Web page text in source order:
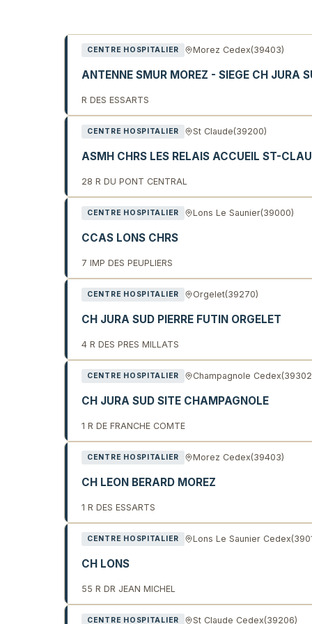
Liste des établissements de
CENTRE HOSPITALIER Morez Cedex(39403)
ANTENNE SMUR MOREZ - SIEGE CH JURA
R DES ESSARTS
CENTRE HOSPITALIER St Claude(39200)
ASMH CHRS LES RELAIS ACCUEIL ST-
28 R DU PONT CENTRAL
CENTRE HOSPITALIER Lons Le Saunier(39000)
CCAS LONS CHRS
7 IMP DES PEUPLIERS
CENTRE HOSPITALIER Orgelet(39270)
CH JURA SUD PIERRE FUTIN ORGELET
4 R DES PRES MILLATS
CENTRE HOSPITALIER Champagnole Cedex
CH JURA SUD SITE CHAMPAGNOLE
1 R DE FRANCHE COMTE
CENTRE HOSPITALIER Morez Cedex(39403)
CH LEON BERARD MOREZ
1 R DES ESSARTS
CENTRE HOSPITALIER Lons Le Saunier Cedex
CH LONS
55 R DR JEAN MICHEL
CENTRE HOSPITALIER St Claude Cedex(39206)